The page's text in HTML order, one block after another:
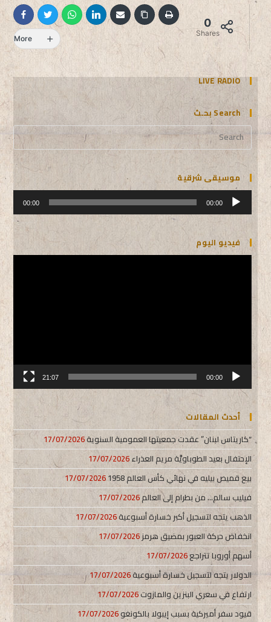
0
Shares
More
LIVE RADIO
Search بحـث
موسيقى شرقية
مشغل
الصوت 00:00
00:00
فيديو اليوم
مشغل
00:00
21:07
أحدث المقالات
“كاريتاس لبنان” عقدت جمعيتها العمومية السنوية17/07/2026
الإحتفال بعيد الطوباويَّة مريم العذراء17/07/2026
بيع قميص بيليه في نهائي كأس العالم 1958
17/07/2026
فيليب سالم… من بطرام إلى العالم17/07/2026
الذهب يتجه لتسجيل أكبر خسارة أسبوعية17/07/2026
انخفاض حركة العبور بمضيق هرمز17/07/2026
أسهم أوروبا تتراجع17/07/2026
الدولار يتجه لتسجيل خسارة أسبوعية17/07/2026
ارتفاع في سعري البنزين والمازوت17/07/2026
قيود سفر أميركية بسبب إيبولا بالكونغو17/07/2026